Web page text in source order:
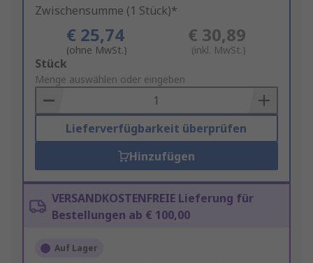
Zwischensumme (1 Stück)*
€ 25,74
(ohne MwSt.)
€ 30,89
(inkl. MwSt.)
Add
to
Basket
Stück
Menge auswählen oder eingeben
Lieferverfügbarkeit überprüfen
Hinzufügen
VERSANDKOSTENFREIE Lieferung für
Bestellungen ab € 100,00
Auf Lager